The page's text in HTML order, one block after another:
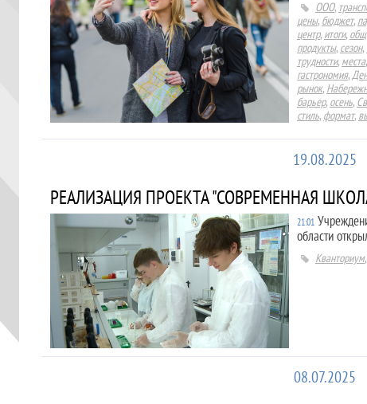
ООО,
цены, бюджет,
центр, итоги,
продукты, сезон,
трудности, места,
гастрономия,
рынок,
барьер, осень,
стиль, формат,
19.08.2025
РЕАЛИЗАЦИЯ ПРОЕКТА "СОВРЕМЕННАЯ
21:01
области
Кванториум,
08.07.2025